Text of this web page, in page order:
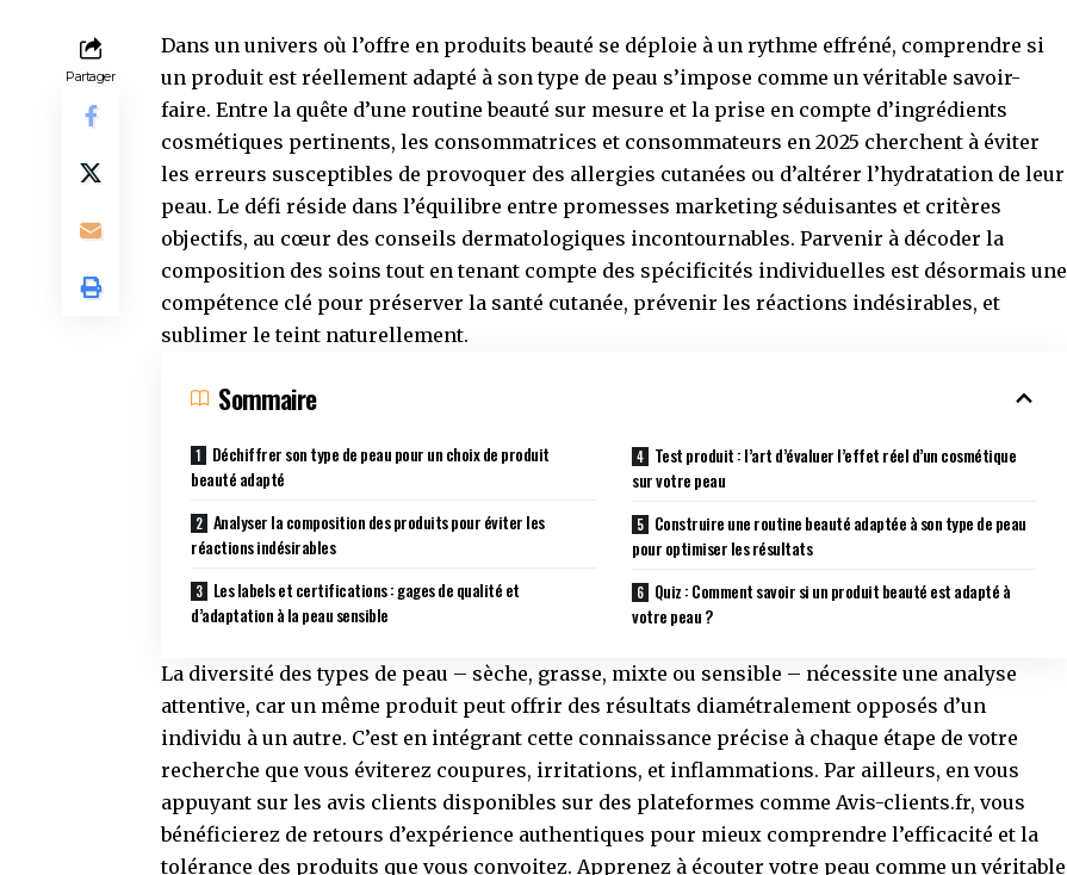
Partager
Dans un univers où l’offre en produits beauté se déploie à un rythme effréné, comprendre si
un produit est réellement adapté à son type de peau s’impose comme un véritable savoir-
faire. Entre la quête d’une routine beauté sur mesure et la prise en compte d’ingrédients
cosmétiques pertinents, les consommatrices et consommateurs en 2025 cherchent à éviter
les erreurs susceptibles de provoquer des allergies cutanées ou d’altérer l’hydratation de leur
peau. Le défi réside dans l’équilibre entre promesses marketing séduisantes et critères
objectifs, au cœur des conseils dermatologiques incontournables. Parvenir à décoder la
composition des soins tout en tenant compte des spécificités individuelles est désormais une
compétence clé pour préserver la santé cutanée, prévenir les réactions indésirables, et
sublimer le teint naturellement.
Sommaire
Déchiffrer son type de peau pour un choix de produit
beauté adapté
Analyser la composition des produits pour éviter les
réactions indésirables
Les labels et certifications : gages de qualité et
d’adaptation à la peau sensible
Test produit : l’art d’évaluer l’effet réel d’un cosmétique
sur votre peau
Construire une routine beauté adaptée à son type de peau
pour optimiser les résultats
Quiz : Comment savoir si un produit beauté est adapté à
votre peau ?
La diversité des types de peau – sèche, grasse, mixte ou sensible – nécessite une analyse
attentive, car un même produit peut offrir des résultats diamétralement opposés d’un
individu à un autre. C’est en intégrant cette connaissance précise à chaque étape de votre
recherche que vous éviterez coupures, irritations, et inflammations. Par ailleurs, en vous
appuyant sur les avis clients disponibles sur des plateformes commeAvis-clients.fr, vous
bénéficierez de retours d’expérience authentiques pour mieux comprendre l’efficacité et la
tolérance des produits que vous convoitez. Apprenez à écouter votre peau comme un véritable